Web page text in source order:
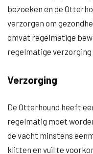
bezoeken en de
verzorgen om
omvat regelmatige
regelmatige verzorging
Verzorging
De Otterhound heeft
regelmatig moet
de vacht minstens
klitten en vuil te